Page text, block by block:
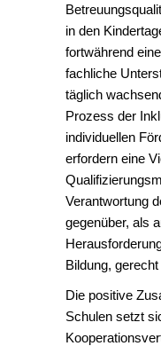
in den
fortwährend
fachliche
täglich
Prozess der
individuellen
erfordern eine
Verantwortung
gegenüber, als
Bildung,
Die positive
Schulen setzt